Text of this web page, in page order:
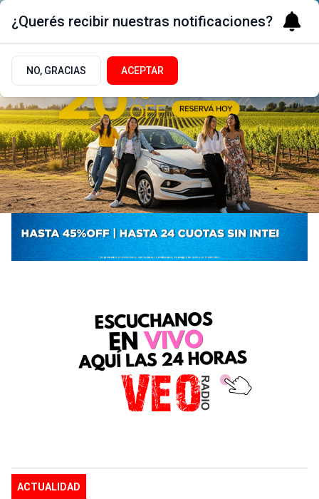
ACTUALIDAD
¿Querés recibir nuestras notificaciones?
NO, GRACIAS ACEPTAR